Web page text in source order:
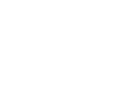
dovrà